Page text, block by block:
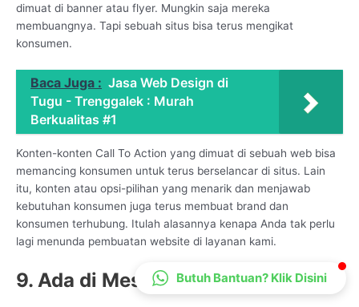
dimuat di banner atau flyer. Mungkin saja mereka
membuangnya. Tapi sebuah situs bisa terus mengikat
konsumen.
Baca Juga : Jasa Web Design di
Tugu - Trenggalek : Murah
Berkualitas #1
Konten-konten Call To Action yang dimuat di sebuah web bisa
memancing konsumen untuk terus berselancar di situs. Lain
itu, konten atau opsi-pilihan yang menarik dan menjawab
kebutuhan konsumen juga terus membuat brand dan
konsumen terhubung. Itulah alasannya kenapa Anda tak perlu
lagi menunda pembuatan website di layanan kami.
9. Ada di Mesin Pencarian
Butuh Bantuan? Klik Disini